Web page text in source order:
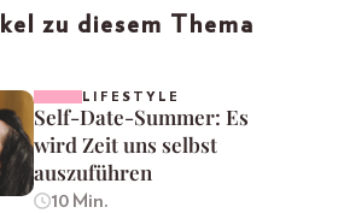
zu diesem Thema
LIFESTYLE
Self-Date-Summer: Es
wird Zeit uns selbst
auszuführen
10 Min.